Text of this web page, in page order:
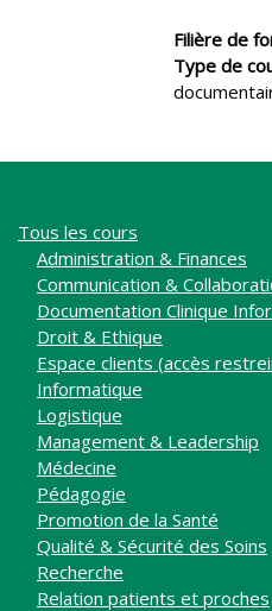
Filière de
Type de
Tous les cours
Administration & Finances
Communication &
Documentation Clinique
Droit & Ethique
Espace clients (accès
Informatique
Logistique
Management & Leadership
Médecine
Pédagogie
Promotion de la Santé
Qualité & Sécurité des Soins
Recherche
Relation patients et proches